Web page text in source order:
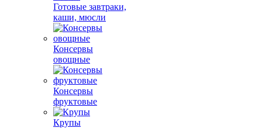
Готовые завтраки,
каши, мюсли
Консервы
овощные
Консервы
фруктовые
Крупы